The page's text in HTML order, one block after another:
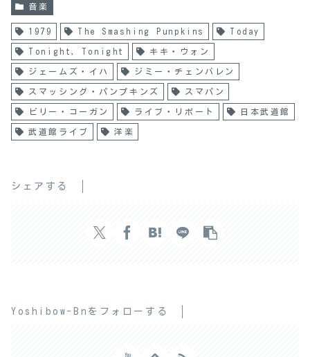
音楽
1979 The Smashing Punpkins Today
Tonight，Tonight キキ・ウォン
ジェームズ・イハ ジミー・チェンバレン
スマッシング・パンプキンズ スマパン
ビリー・コーガン ライブ・リポート 日本武道館
武道館ライブ 洋楽
シェアする
Yoshibow-Bnをフォローする